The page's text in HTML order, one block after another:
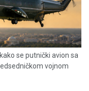
se putnički avion sa
vojnom